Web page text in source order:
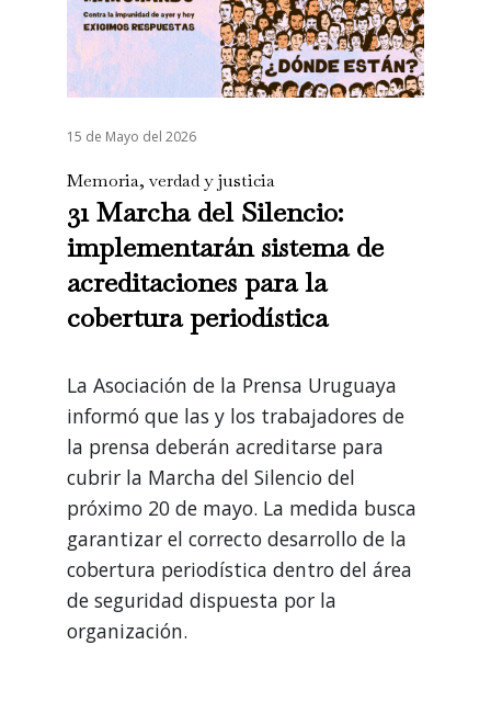
15 de Mayo del 2026
Memoria, verdad y justicia
31 Marcha del Silencio:
implementarán sistema de
acreditaciones para la
cobertura periodística
La Asociación de la Prensa Uruguaya
informó que las y los trabajadores de
la prensa deberán acreditarse para
cubrir la Marcha del Silencio del
próximo 20 de mayo. La medida busca
garantizar el correcto desarrollo de la
cobertura periodística dentro del área
de seguridad dispuesta por la
organización.